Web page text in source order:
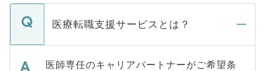
医療転職支援サービスとは？
医師専任のキャリアパートナーがご希望条